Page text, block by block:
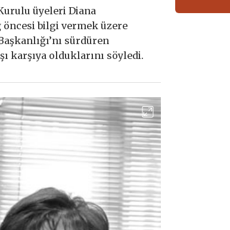
üyeleri Diana
öncesi bilgi vermek üzere
sürdüren
karşıya olduklarını söyledi.